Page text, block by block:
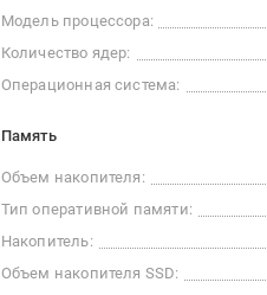
Модель процессора:
Количество ядер:
Операционная система:
Память
Объем накопителя:
Тип оперативной памяти:
Накопитель:
Объем накопителя SSD: